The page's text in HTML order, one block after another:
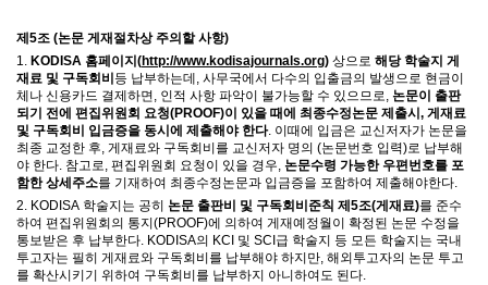
제5조 (논문 게재절차상 주의할 사항)
1. KODISA 홈페이지 (http://www.kodisajournals.org) 상으로 해당 학술지 게
재료 및 구독회비 등 납부하는데 , 사무국에서 다수의 입출금의 발생으로 현금이
체나 신용카드 결제하면 , 인적 사항 파악이 불가능할 수 있으므로, 논문이 출판
되기 전에 편집위원회 요청(PROOF)이 있을 때에 최종수정논문 제출시 , 게재료
및 구독회비 입금증을 동시에 제출해야 한다. 이때에 입금은 교신저자가 논문을
최종 교정한 후, 게재료와 구독회비를 교신저자 명의 (논문번호 입력)로 납부해
야 한다. 참고로, 편집위원회 요청이 있을 경우, 논문수령 가능한 우편번호를 포
함한 상세주소를 기재하여 최종수정논문과 입금증을 포함하여 제출해야한다.
2. KODISA 학술지는 공히 논문 출판비 및 구독회비준칙 제 5조(게재료)를 준수
하여 편집위원회의 통지 (PROOF)에 의하여 게재예정월이 확정된 논문 수정을
통보받은 후 납부한다. KODISA의 KCI 및 SCI 급 학술지 등 모든 학술지는 국내
투고자는 필히 게재료와 구독회비를 납부해야 하지만, 해외투고자의 논문 투고
를 확산시키기 위하여 구독회비를 납부하지 아니하여도 된다.